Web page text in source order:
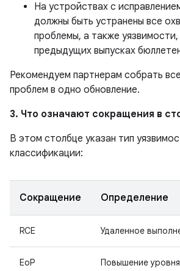
На устройствах с
должны быть устранены все
проблемы, а также уязвимости,
предыдущих выпусках
Рекомендуем партнерам собрать
проблем в одно обновление.
3. Что означают сокращения в
В этом столбце указан тип
классификации:
Сокращение Определение
RCE Удаленное
EoP Повышение